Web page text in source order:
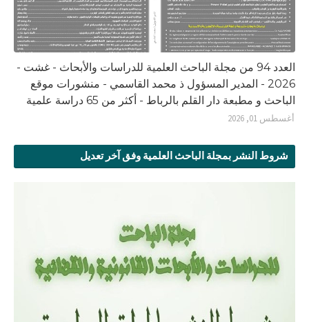
العدد 94 من مجلة الباحث العلمية للدراسات والأبحاث - غشت -
2026 - المدير المسؤول ذ محمد القاسمي - منشورات موقع
الباحث و مطبعة دار القلم بالرباط - أكثر من 65 دراسة علمية
أغسطس 01, 2026
شروط النشر بمجلة الباحث العلمية وفق آخر تعديل